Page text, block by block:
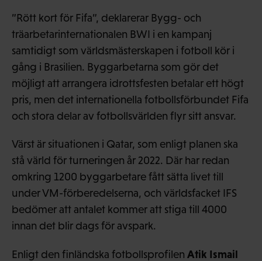
”Rött kort för Fifa”, deklarerar Bygg- och
träarbetarinternationalen BWI i en kampanj
samtidigt som världsmästerskapen i fotboll kör i
gång i Brasilien. Byggarbetarna som gör det
möjligt att arrangera idrottsfesten betalar ett högt
pris, men det internationella fotbollsförbundet Fifa
och stora delar av fotbollsvärlden flyr sitt ansvar.
Värst är situationen i Qatar, som enligt planen ska
stå värld för turneringen år 2022. Där har redan
omkring 1200 byggarbetare fått sätta livet till
under VM-förberedelserna, och världsfacket IFS
bedömer att antalet kommer att stiga till 4000
innan det blir dags för avspark.
Enligt den finländska fotbollsprofilen Atik Ismail